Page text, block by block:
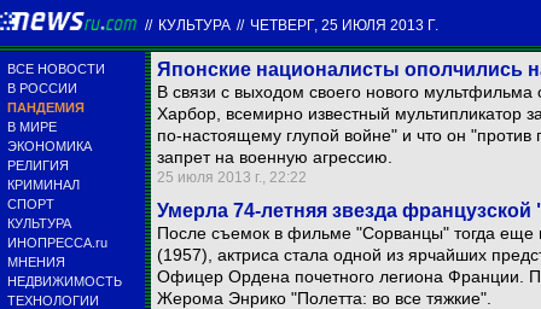
// КУЛЬТУРА // ЧЕТВЕРГ, 25 ИЮЛЯ 2013 Г.
ВСЕ НОВОСТИ
В РОССИИ
ПАНДЕМИЯ
В МИРЕ
ЭКОНОМИКА
РЕЛИГИЯ
КРИМИНАЛ
СПОРТ
КУЛЬТУРА
ИНОПРЕССА.ru
МНЕНИЯ
НЕДВИЖИМОСТЬ
ТЕХНОЛОГИИ
Японские националисты ополчились
В связи с выходом своего нового
Харбор, всемирно известный мультипликатор
по-настоящему глупой войне" и что он "против
запрет на военную агрессию.
25 июля 2013 г., 22:22
Умерла 74-летняя звезда
После съемок в фильме "Сорванцы" тогда
(1957), актриса стала одной из ярчайших
Офицер Ордена почетного легиона Франции.
Жерома Энрико "Полетта: во все тяжкие".